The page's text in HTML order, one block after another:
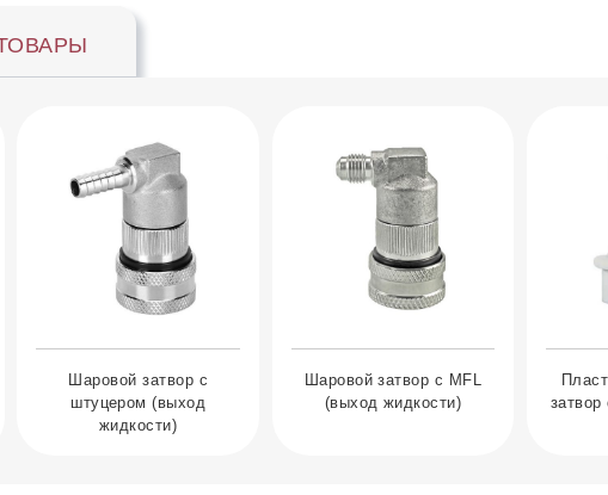
Шаровой затвор с
штуцером (выход
жидкости)
Шаровой затвор с MFL
(выход жидкости)